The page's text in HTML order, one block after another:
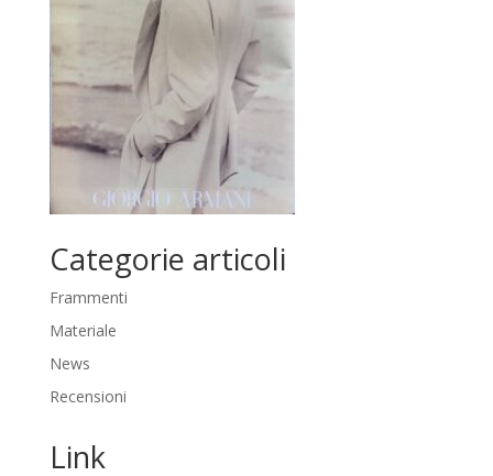
Categorie articoli
Frammenti
Materiale
News
Recensioni
Link